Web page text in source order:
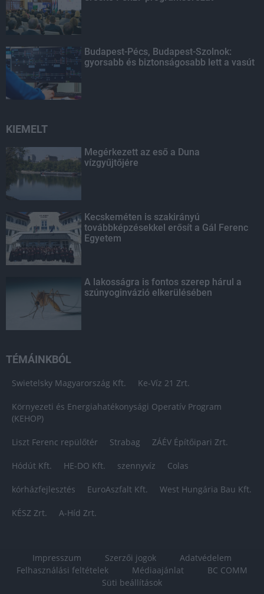
Budapest-Pécs, Budapest-Szolnok:
gyorsabb és biztonságosabb lett a vasút
KIEMELT
Megérkezett az eső a Duna
vízgyűjtőjére
Kecskeméten is szakirányú
továbbképzésekkel erősít a Gál Ferenc
Egyetem
A lakosságra is fontos szerep hárul a
szúnyoginvázió elkerülésében
TÉMÁINKBÓL
Swietelsky Magyarország Kft. Ke-Víz 21 Zrt.
Környezeti és Energiahatékonysági Operatív Program
(KEHOP)
Liszt Ferenc repülőtér Strabag ZÁÉV Építőipari Zrt.
Hódút Kft. HE-DO Kft. szennyvíz Colas
kórházfejlesztés EuroAszfalt Kft. West Hungária Bau Kft.
KÉSZ Zrt. A-Híd Zrt.
Impresszum Szerzői jogok
Adatvédelem
Felhasználási feltételek
Médiaajánlat
BC COMM
Süti beállítások